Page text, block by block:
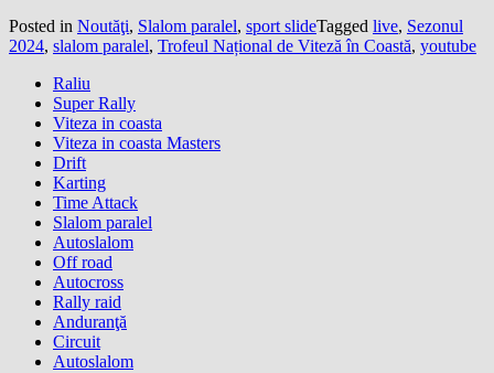
Posted in Noutăţi, Slalom paralel, sport slideTagged live, Sezonul
2024, slalom paralel, Trofeul Național de Viteză în Coastă, youtube
Raliu
Super Rally
Viteza in coasta
Viteza in coasta Masters
Drift
Karting
Time Attack
Slalom paralel
Autoslalom
Off road
Autocross
Rally raid
Anduranţă
Circuit
Autoslalom